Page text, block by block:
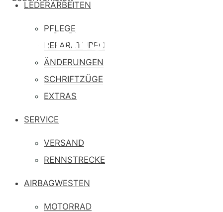
LEDERARBEITEN
PFLEGE
REPARATUREN
ÄNDERUNGEN
SCHRIFTZÜGE
EXTRAS
SERVICE
VERSAND
RENNSTRECKE
AIRBAGWESTEN
MOTORRAD
DATENSCHUTZ